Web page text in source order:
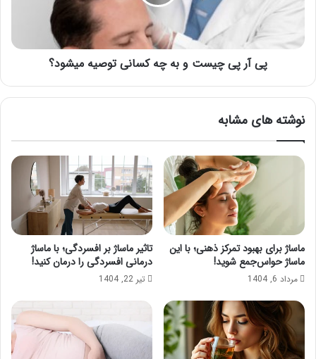
کسانی
توصیه
پی آر پی چیست و به چه کسانی توصیه میشود؟
نوشته های مشابه
ماساژ برای بهبود تمرکز ذهنی؛ با این
ماساژ حواس‌جمع شوید!
مرداد 6, 1404
تاثیر ماساژ بر افسردگی؛ با ماساژ
درمانی افسردگی را درمان کنید!
تیر 22, 1404